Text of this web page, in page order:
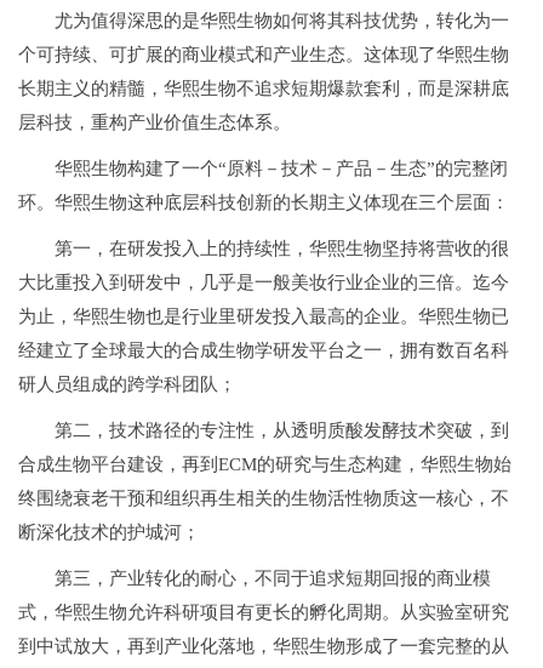
尤为值得深思的是华熙生物如何将其科技优势，转化为一
个可持续、可扩展的商业模式和产业生态。这体现了华熙生物
长期主义的精髓，华熙生物不追求短期爆款套利，而是深耕底
层科技，重构产业价值生态体系。
华熙生物构建了一个“原料－技术－产品－生态”的完整闭
环。华熙生物这种底层科技创新的长期主义体现在三个层面：
第一，在研发投入上的持续性，华熙生物坚持将营收的很
大比重投入到研发中，几乎是一般美妆行业企业的三倍。迄今
为止，华熙生物也是行业里研发投入最高的企业。华熙生物已
经建立了全球最大的合成生物学研发平台之一，拥有数百名科
研人员组成的跨学科团队；
第二，技术路径的专注性，从透明质酸发酵技术突破，到
合成生物平台建设，再到ECM的研究与生态构建，华熙生物始
终围绕衰老干预和组织再生相关的生物活性物质这一核心，不
断深化技术的护城河；
第三，产业转化的耐心，不同于追求短期回报的商业模
式，华熙生物允许科研项目有更长的孵化周期。从实验室研究
到中试放大，再到产业化落地，华熙生物形成了一套完整的从